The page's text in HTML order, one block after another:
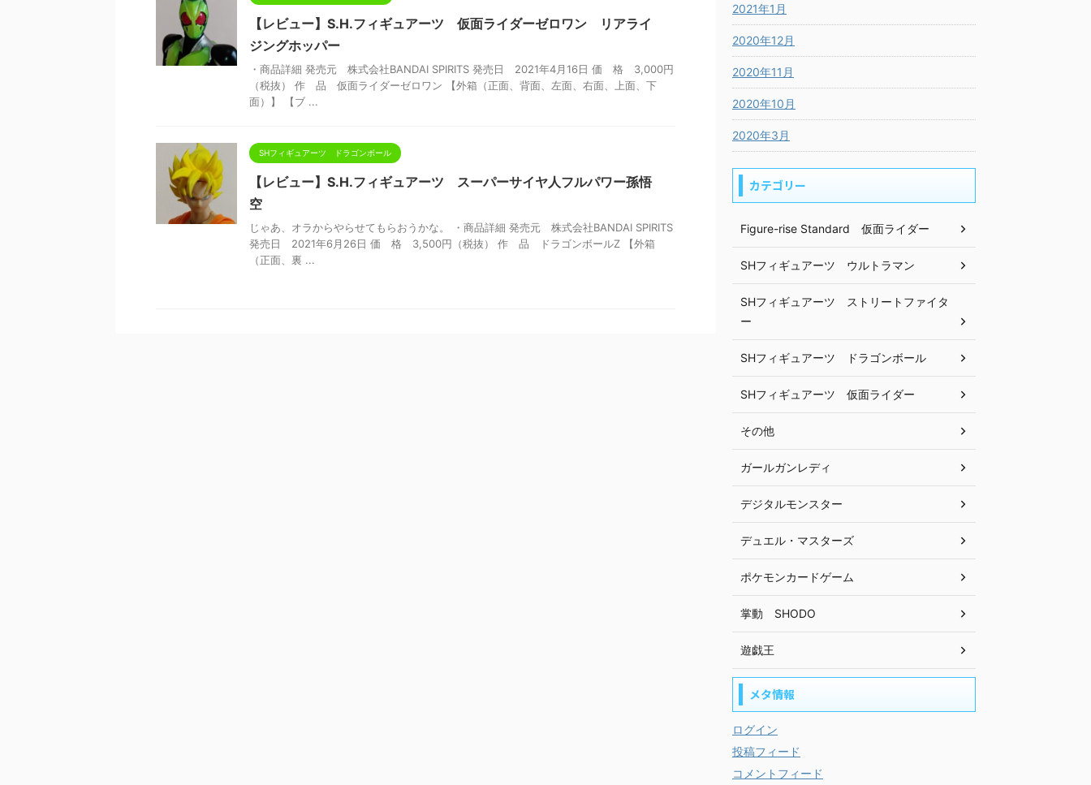
【レビュー】S.H.フィギュアーツ 仮面ライダーゼロワン リアライ
ジングホッパー
・商品詳細 発売元 株式会社BANDAI SPIRITS 発売日 2021年4月16日 価 格 3,000円
（税抜） 作 品 仮面ライダーゼロワン 【外箱（正面、背面、左面、右面、上面、下
面）】 【ブ ...
SHフィギュアーツ ドラゴンボール
【レビュー】S.H.フィギュアーツ スーパーサイヤ人フルパワー孫悟
空
じゃあ、オラからやらせてもらおうかな。 ・商品詳細 発売元 株式会社BANDAI SPIRITS
発売日 2021年6月26日 価 格 3,500円（税抜） 作 品 ドラゴンボールZ 【外箱
（正面、裏 ...
2021年1月
2020年12月
2020年11月
2020年10月
2020年3月
カテゴリー
Figure-rise Standard 仮面ライダー
SHフィギュアーツ ウルトラマン
SHフィギュアーツ ストリートファイタ
ー
SHフィギュアーツ ドラゴンボール
SHフィギュアーツ 仮面ライダー
その他
ガールガンレディ
デジタルモンスター
デュエル・マスターズ
ポケモンカードゲーム
掌動 SHODO
遊戯王
メタ情報
ログイン
投稿フィード
コメントフィード